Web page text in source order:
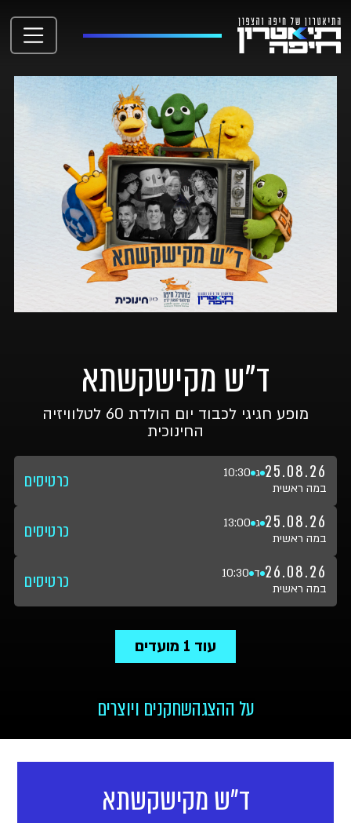
ד"ש מקישקשתא
מופע חגיגי לכבוד יום הולדת 60 לטלוויזיה
החינוכית
25.08.26 ג 10:30
במה ראשית
כרטיסים
25.08.26 ג 13:00
במה ראשית
כרטיסים
26.08.26 ד 10:30
במה ראשית
כרטיסים
עוד 1 מועדים
שחקנים ויוצריםעל ההצגה
ד"ש מקישקשתא